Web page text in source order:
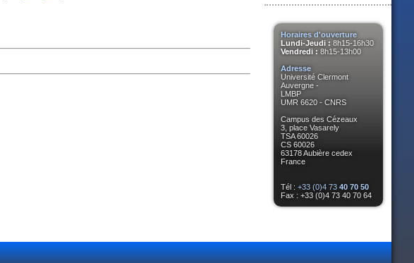
Horaires d'ouverture
Lundi-Jeudi : 8h15-16h30
Vendredi : 8h15-13h00
Adresse
Université Clermont
Auvergne -
LMBP
UMR 6620 - CNRS
Campus des Cézeaux
3, place Vasarely
TSA 60026
CS 60026
63178 Aubière cedex
France
Tél : +33 (0)4 73 40 70 50
Fax : +33 (0)4 73 40 70 64